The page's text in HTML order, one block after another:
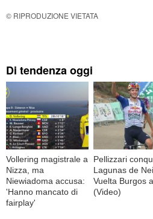
© RIPRODUZIONE VIETATA
Di tendenza oggi
Vollering magistrale a
Nizza, ma
Niewiadoma accusa:
'Hanno mancato di
fairplay'
Pellizzari
Lagunas de
Vuelta Burgos
(Video)